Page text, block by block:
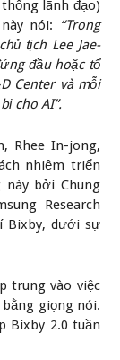
lãnh đạo)
nói:
“Trong
tịch Lee Jae-
đầu hoặc tổ
Center và mỗi
cho AI”.
Rhee In-jong,
nhiệm triển
này bởi Chung
Research
Bixby, dưới sự
trung vào việc
giọng nói.
Bixby 2.0 tuần